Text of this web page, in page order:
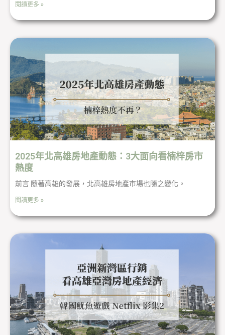
閱讀更多 »
2025年北高雄房地產動態：3大面向看楠梓房市
熱度
前言 隨著高雄的發展，北高雄房地產市場也隨之變化。
閱讀更多 »